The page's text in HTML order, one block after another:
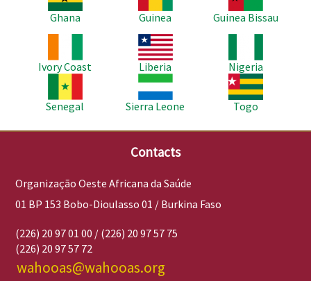
Ghana
Guinea
Guinea Bissau
Ivory Coast
Imagem
Liberia
Nigeria
Imagem
Senegal
Imagem
Sierra Leone
Imagem
Togo
Contacts
Organização Oeste Africana da Saúde
01 BP 153 Bobo-Dioulasso 01 / Burkina Faso
(226) 20 97 01 00 / (226) 20 97 57 75
(226) 20 97 57 72
wahooas@wahooas.org